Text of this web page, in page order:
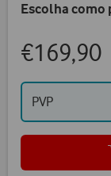
Escolha como
€169,90
PVP